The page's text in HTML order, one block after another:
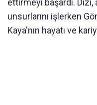
ettirmeyi başardı. Dizi,
unsurlarını işlerken
Kaya'nın hayatı ve